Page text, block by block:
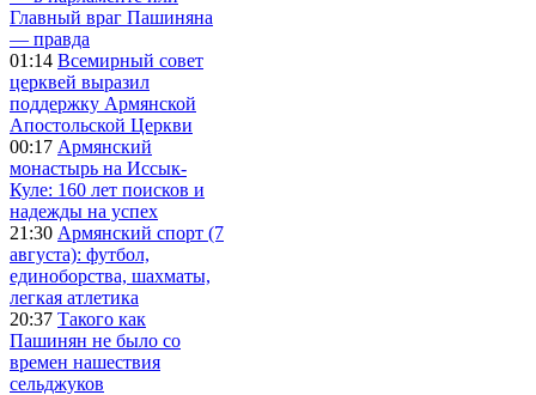
Главный враг Пашиняна
— правда
01:14 Всемирный совет
церквей выразил
поддержку Армянской
Апостольской Церкви
00:17 Армянский
монастырь на Иссык-
Куле: 160 лет поисков и
надежды на успех
21:30 Армянский спорт (7
августа): футбол,
единоборства, шахматы,
легкая атлетика
20:37 Такого как
Пашинян не было со
времен нашествия
сельджуков